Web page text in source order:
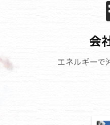
会
エネルギーで